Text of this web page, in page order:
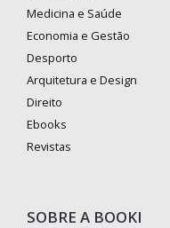
Medicina e Saúde
Economia e Gestão
Desporto
Arquitetura e Design
Direito
Ebooks
Revistas
SOBRE A BOOKI